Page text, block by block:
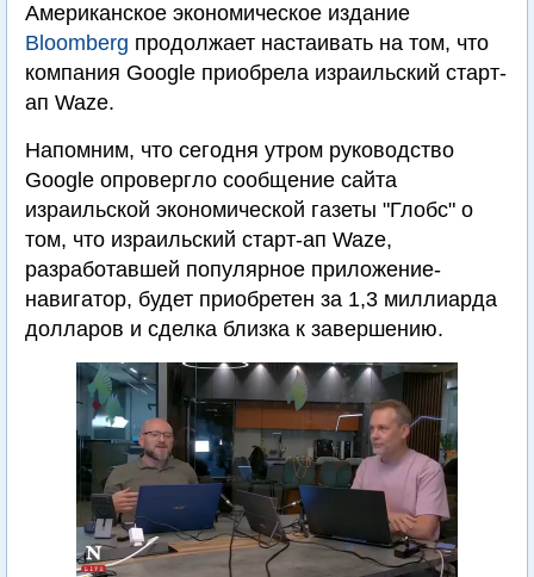
Американское экономическое издание
Bloomberg продолжает настаивать на том, что
компания Google приобрела израильский старт-
ап Waze.
Напомним, что сегодня утром руководство
Google опровергло сообщение сайта
израильской экономической газеты "Глобс" о
том, что израильский старт-ап Waze,
разработавшей популярное приложение-
навигатор, будет приобретен за 1,3 миллиарда
долларов и сделка близка к завершению.